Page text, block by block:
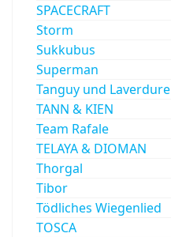
SPACECRAFT
Storm
Sukkubus
Superman
Tanguy und Laverdure
TANN & KIEN
Team Rafale
TELAYA & DIOMAN
Thorgal
Tibor
Tödliches Wiegenlied
TOSCA